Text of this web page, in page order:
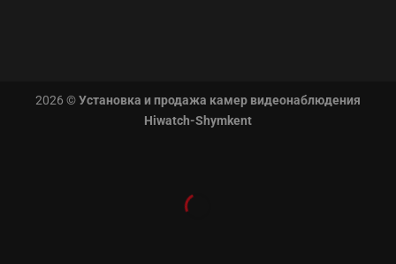
2026 ©Установка и продажа камер видеонаблюдения
Hiwatch-Shymkent